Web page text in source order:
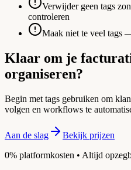
Verwijder geen tags
controleren
Maak niet te veel tags
Klaar om je
organiseren?
Begin met tags gebruiken om
volgen en workflows te
Aan de slag
Bekijk prijzen
0% platformkosten • Altijd